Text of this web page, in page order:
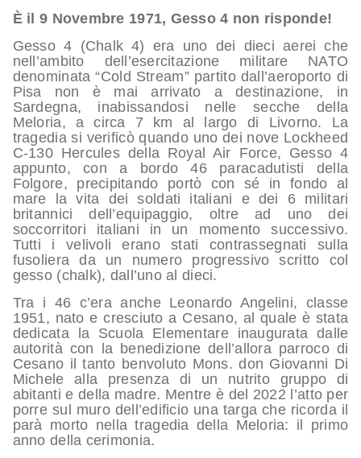
È il 9 Novembre 1971, Gesso 4 non risponde!
Gesso 4 (Chalk 4) era uno dei dieci aerei che
nell’ambito dell’esercitazione militare NATO
denominata “Cold Stream” partito dall’aeroporto di
Pisa non è mai arrivato a destinazione, in
Sardegna, inabissandosi nelle secche della
Meloria, a circa 7 km al largo di Livorno. La
tragedia si verificò quando uno dei nove Lockheed
C-130 Hercules della Royal Air Force, Gesso 4
appunto, con a bordo 46 paracadutisti della
Folgore, precipitando portò con sé in fondo al
mare la vita dei soldati italiani e dei 6 militari
britannici dell’equipaggio, oltre ad uno dei
soccorritori italiani in un momento successivo.
Tutti i velivoli erano stati contrassegnati sulla
fusoliera da un numero progressivo scritto col
gesso (chalk), dall’uno al dieci.
Tra i 46 c’era anche Leonardo Angelini, classe
1951, nato e cresciuto a Cesano, al quale è stata
dedicata la Scuola Elementare inaugurata dalle
autorità con la benedizione dell’allora parroco di
Cesano il tanto benvoluto Mons. don Giovanni Di
Michele alla presenza di un nutrito gruppo di
abitanti e della madre. Mentre è del 2022 l’atto per
porre sul muro dell’edificio una targa che ricorda il
parà morto nella tragedia della Meloria: il primo
anno della cerimonia.